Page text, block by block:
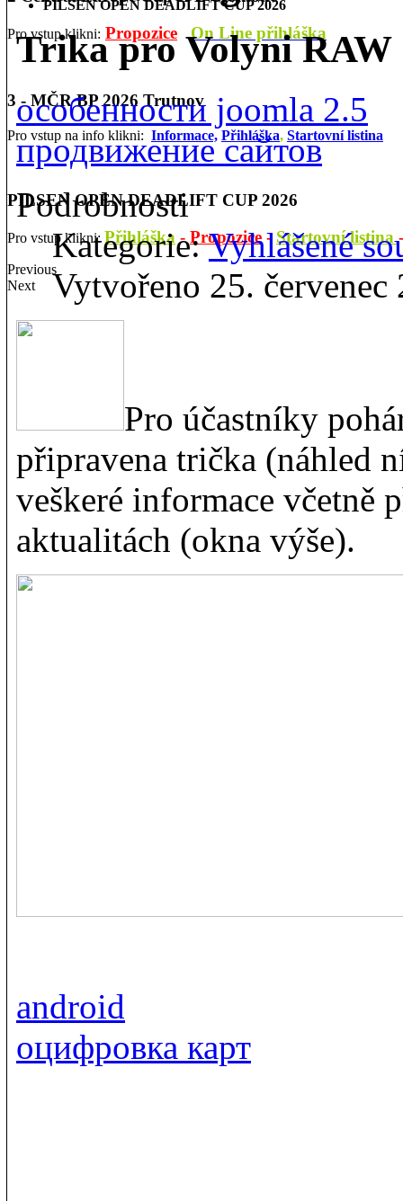
PILSEN OPEN DEADLIFT CUP 2026
Pro vstup klikni: Propozice On Line přihláška
3 - MČR BP 2026 Trutnov
Pro vstup na info klikni: Informace, Přihláška, Startovní listina
PILSEN OPEN DEADLIFT CUP 2026
Pro vstup klikni:Přihláška -Propozice - Startovní listina
Previous
Next
Trika pro Volyni RAW
особенности joomla 2.5
продвижение сайтов
Podrobnosti
Kategorie:Vyhlášené
Vytvořeno 25. červenec
Pro účastníky
připravena trička (náhled
veškeré informace včetně
aktualitách (okna výše).
android
оцифровка карт